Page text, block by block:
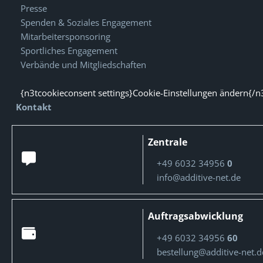
Presse
Spenden & Soziales Engagement
Mitarbeitersponsoring
Sportliches Engagement
Verbände und Mitgliedschaften
{n3tcookieconsent settings}Cookie-Einstellungen ändern{/
Kontakt
Zentrale
+49 6032 349560
info@additive-net.de
Auftragsabwicklung
+49 6032 3495660
bestellung@additive-